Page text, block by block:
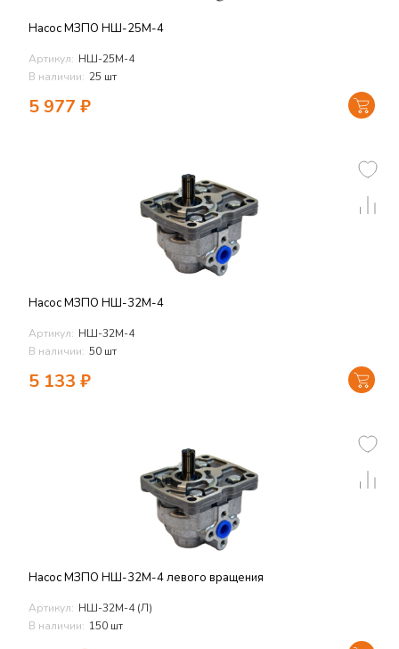
Насос МЗПО НШ-25М-4
Артикул: НШ-25М-4
В наличии: 25 шт
5 977 ₽
Насос МЗПО НШ-32М-4
Артикул: НШ-32М-4
В наличии: 50 шт
5 133 ₽
Насос МЗПО НШ-32М-4 левого вращения
Артикул: НШ-32М-4 (Л)
В наличии: 150 шт